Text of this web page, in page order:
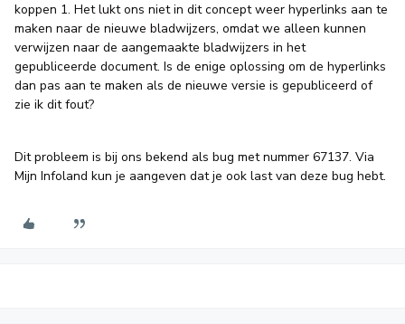
koppen 1. Het lukt ons niet in dit concept weer hyperlinks aan te
maken naar de nieuwe bladwijzers, omdat we alleen kunnen
verwijzen naar de aangemaakte bladwijzers in het
gepubliceerde document. Is de enige oplossing om de hyperlinks
dan pas aan te maken als de nieuwe versie is gepubliceerd of
zie ik dit fout?
Dit probleem is bij ons bekend als bug met nummer 67137. Via
Mijn Infoland kun je aangeven dat je ook last van deze bug hebt.